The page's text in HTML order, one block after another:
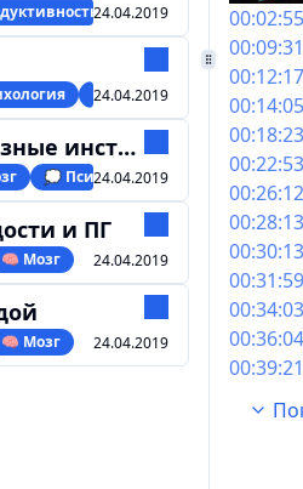
00:02:55
00:09:31
00:12:17
00:14:05
00:18:23
00:22:53
00:26:12
00:28:13
00:30:13
00:31:59
00:34:03
00:36:04
00:39:21
00:41:24
00:43:59
💭 Психология 💊
24.04.2019
🧠 Мозг
24.04.2019
💭 Психология
24.04.2019
и ПГ
🧠 Мозг 24.04.2019
🧠 Мозг 24.04.2019